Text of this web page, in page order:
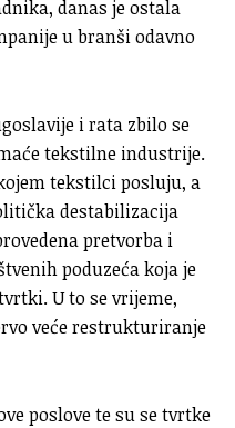
danas je ostala
u branši odavno
i rata zbilo se
tekstilne industrije.
tekstilci posluju, a
destabilizacija
pretvorba i
poduzeća koja je
U to se vrijeme,
veće restrukturiranje
poslove te su se tvrtke